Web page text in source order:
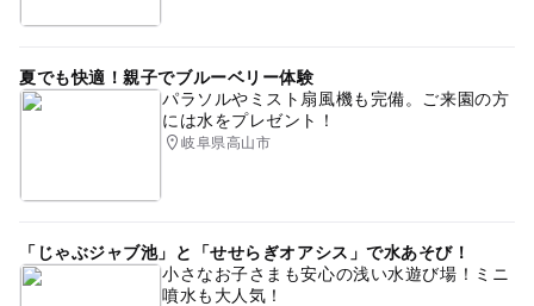
夏でも快適！親子でブルーベリー体験
パラソルやミスト扇風機も完備。ご来園の方
には水をプレゼント！
岐阜県高山市
「じゃぶジャブ池」と「せせらぎオアシス」で水あそび！
小さなお子さまも安心の浅い水遊び場！ミニ
噴水も大人気！